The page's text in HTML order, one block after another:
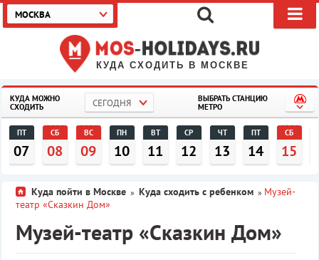
КУДА СХОДИТЬ В МОСКВЕ
МОСКВА
КУДА МОЖНО
СХОДИТЬ
СЕГОДНЯ
ВЫБРАТЬ СТАНЦИЮ
МЕТРО
ПТ
07
СБ
08
ВС
09
ПН
10
ВТ
11
СР
12
ЧТ
13
ПТ
14
СБ
15
Куда пойти в Москве » Куда сходить с ребенком » Музей-
театр «Сказкин Дом»
Музей-театр «Сказкин Дом»